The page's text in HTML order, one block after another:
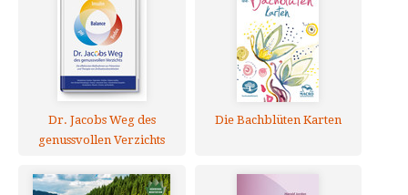
Dr. Jacobs Weg des
genussvollen Verzichts
Die Bachblüten Karten